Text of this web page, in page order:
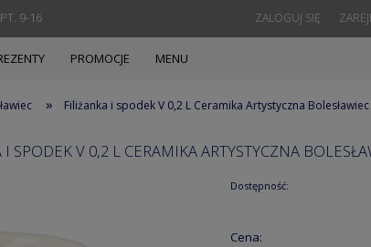
9-16 ZALOGUJ SIĘ
PROMOCJE MENU
» Filiżanka i spodek V 0,2 L Ceramika Artystyczna
SPODEK V 0,2 L CERAMIKA ARTYSTYCZNA
Dostępność:
Cena: